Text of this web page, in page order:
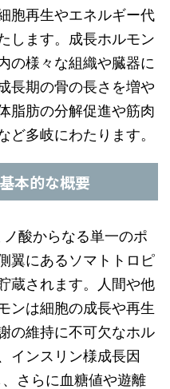
胞再生やエネルギー代
します。成長ホルモン
の様々な組織や臓器に
長期の骨の長さを増や
脂肪の分解促進や筋肉
ど多岐にわたります。
本的な概要
酸からなる単一のポ
翼にあるソマトトロピ
蔵されます。人間や他
ンは細胞の成長や再生
の維持に不可欠なホル
インスリン様成長因
さらに血糖値や遊離